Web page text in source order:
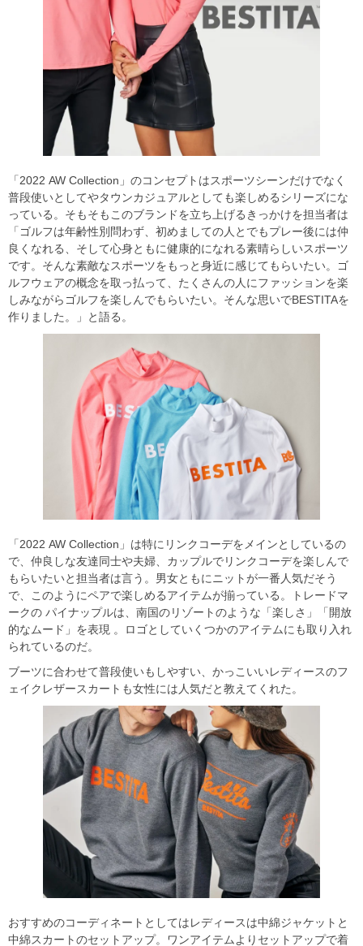
「2022 AW Collection」のコンセプトはスポーツシーンだけでなく
普段使いとしてやタウンカジュアルとしても楽しめるシリーズにな
っている。そもそもこのブランドを立ち上げるきっかけを担当者は
「ゴルフは年齢性別問わず、初めましての人とでもプレー後には仲
良くなれる、そして心身ともに健康的になれる素晴らしいスポーツ
です。そんな素敵なスポーツをもっと身近に感じてもらいたい。ゴ
ルフウェアの概念を取っ払って、たくさんの人にファッションを楽
しみながらゴルフを楽しんでもらいたい。そんな思いでBESTITAを
作りました。」と語る。
「2022 AW Collection」は特にリンクコーデをメインとしているの
で、仲良しな友達同士や夫婦、カップルでリンクコーデを楽しんで
もらいたいと担当者は言う。男女ともにニットが一番人気だそう
で、このようにペアで楽しめるアイテムが揃っている。トレードマ
ークの パイナップルは、南国のリゾートのような「楽しさ」「開放
的なムード」を表現 。ロゴとしていくつかのアイテムにも取り入れ
られているのだ。
ブーツに合わせて普段使いもしやすい、かっこいいレディースのフ
ェイクレザースカートも女性には人気だと教えてくれた。
おすすめのコーディネートとしてはレディースは中綿ジャケットと
中綿スカートのセットアップ。ワンアイテムよりセットアップで着